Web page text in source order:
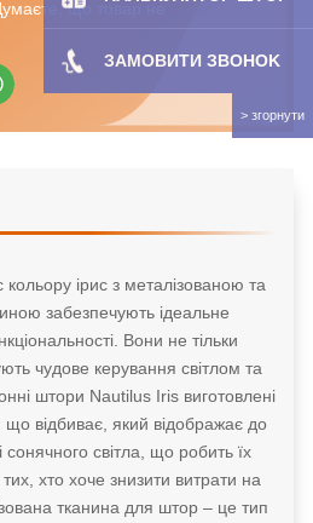
що товар не
ірис з металізованою та
забезпечують ідеальне
Вони не тільки
чудове керування світлом та
штори Nautilus Iris виготовлені
що відбиває, який відображає до
сонячного світла, що робить їх
хто хоче знизити витрати на
тканина для штор – це тип
ЗАМОВИТИ ЗBOHOK